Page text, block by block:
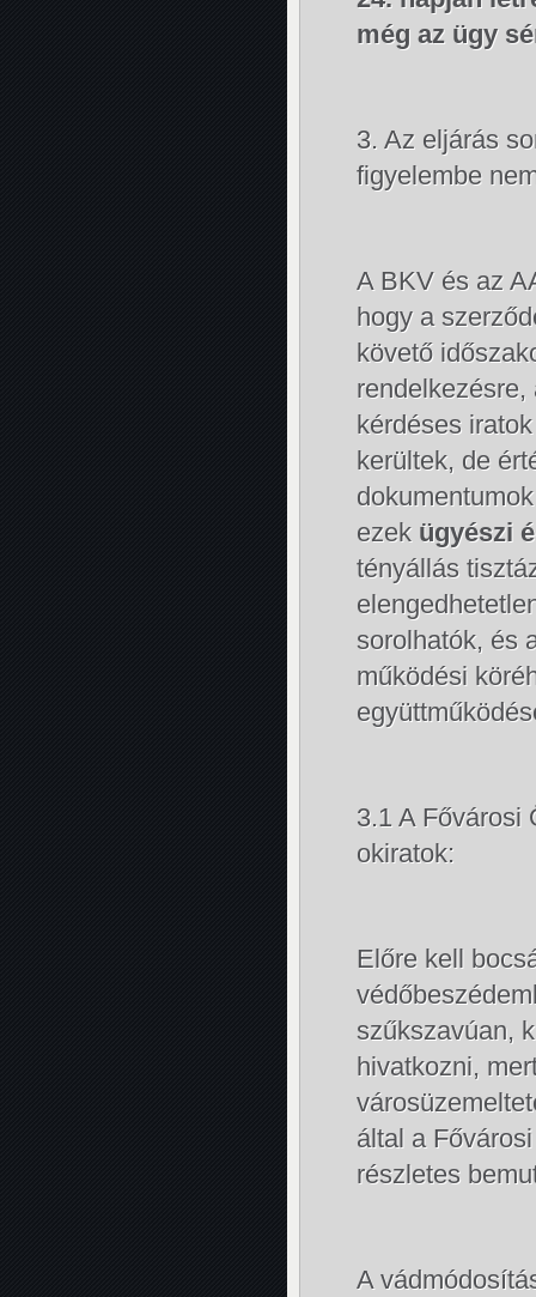
még az ügy
3. Az eljárás
figyelembe
A BKV és az
hogy a
követő
kérdéses
kerültek, de
ezek ügyészi
tényállás
sorolhatók, és
működési
3.1 A Fővárosi
okiratok:
Előre kell
szűkszavúan,
hivatkozni,
által a
részletes
A